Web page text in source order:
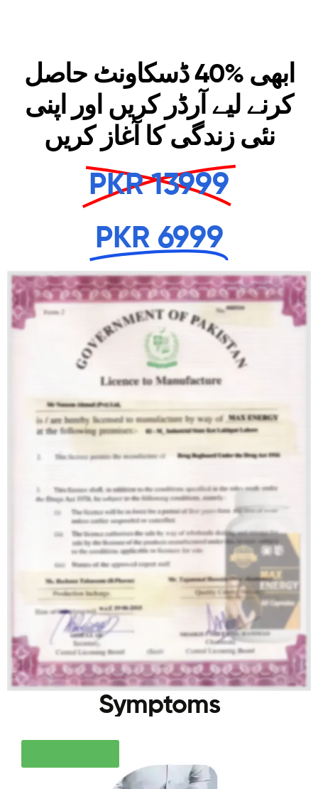
ORDER NOW
ابھی %40 ڈسکاونٹ حاصل
کرنے لیے آرڈر کریں اور اپنی
نئی زندگی کا آغاز کریں
PKR 13999
PKR 6999
Symptoms